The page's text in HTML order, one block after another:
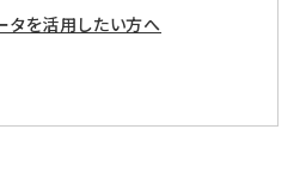
タを活用したい方へ